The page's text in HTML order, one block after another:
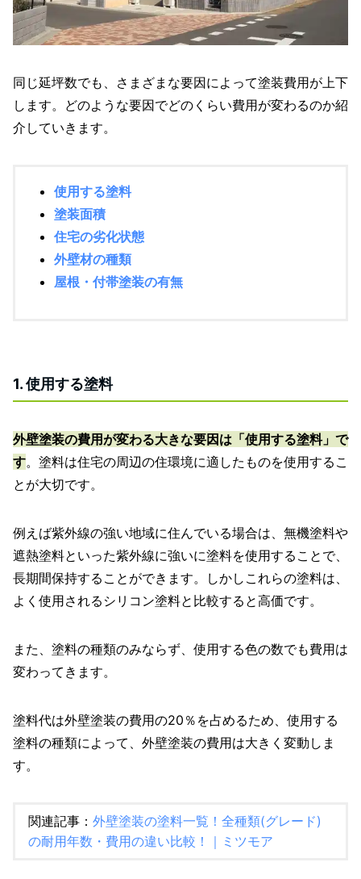
同じ延坪数でも、さまざまな要因によって塗装費用が上下
します。どのような要因でどのくらい費用が変わるのか紹
介していきます。
使用する塗料
塗装面積
住宅の劣化状態
外壁材の種類
屋根・付帯塗装の有無
1. 使用する塗料
外壁塗装の費用が変わる大きな要因は「使用する塗料」で
す。塗料は住宅の周辺の住環境に適したものを使用するこ
とが大切です。
例えば紫外線の強い地域に住んでいる場合は、無機塗料や
遮熱塗料といった紫外線に強いに塗料を使用することで、
長期間保持することができます。しかしこれらの塗料は、
よく使用されるシリコン塗料と比較すると高価です。
また、塗料の種類のみならず、使用する色の数でも費用は
変わってきます。
塗料代は外壁塗装の費用の20％を占めるため、使用する
塗料の種類によって、外壁塗装の費用は大きく変動しま
す。
関連記事： 外壁塗装の塗料一覧！全種類(グレード)
の耐用年数・費用の違い比較！｜ミツモア